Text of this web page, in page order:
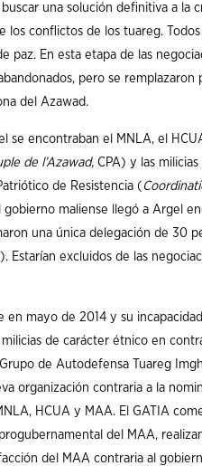
una solución definitiva a la
los conflictos de los tuareg.
paz. En esta etapa de las
pero se remplazaron
del Azawad.
se encontraban el MNLA, el
de l’Azawad, CPA) y las
de Resistencia (
gobierno maliense llegó a Argel
una única delegación de 30
Estarían excluidos de las
en mayo de 2014 y su
de carácter étnico en
de Autodefensa Tuareg
organización contraria a la
HCUA y MAA. El GATIA
del MAA,
del MAA contraria al